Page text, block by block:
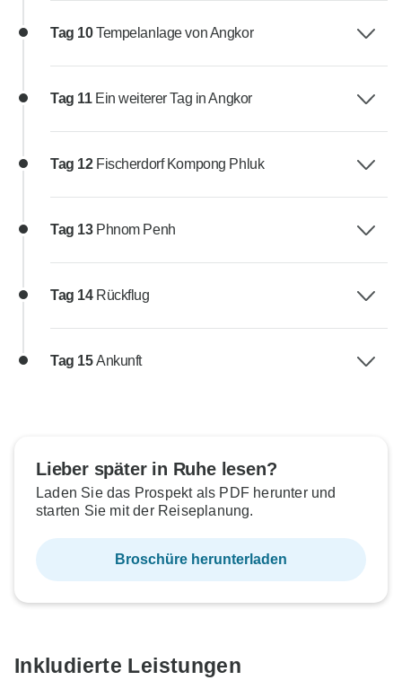
Tag 10Tempelanlage von Angkor
Tag 11 Ein weiterer Tag in Angkor
Tag 12 Fischerdorf Kompong Phluk
Tag 13 Phnom Penh
Tag 14 Rückflug
Tag 15Ankunft
Lieber später in Ruhe lesen?
Laden Sie das Prospekt als PDF herunter und
starten Sie mit der Reiseplanung.
Broschüre herunterladen
Inkludierte Leistungen